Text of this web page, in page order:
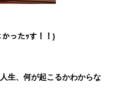
ったｯす！！)
生、何が起こるかわからな